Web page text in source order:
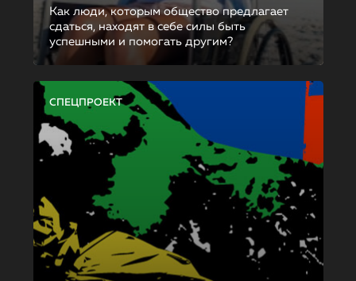
Как люди, которым общество предлагает
сдаться, находят в себе силы быть
успешными и помогать другим?
СПЕЦПРОЕКТ